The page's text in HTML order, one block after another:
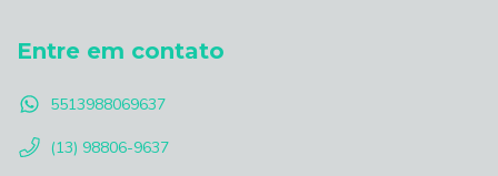
Entre em contato
5513988069637
(13) 98806-9637